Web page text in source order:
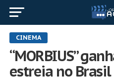
CINEMA
“MORBIUS”
estreia no